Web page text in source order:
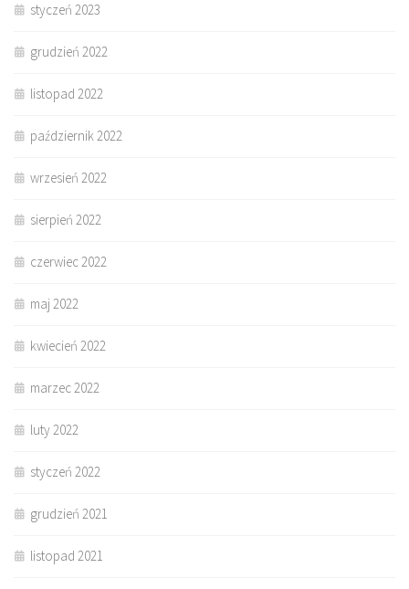
styczeń 2023
grudzień 2022
listopad 2022
październik 2022
wrzesień 2022
sierpień 2022
czerwiec 2022
maj 2022
kwiecień 2022
marzec 2022
luty 2022
styczeń 2022
grudzień 2021
listopad 2021